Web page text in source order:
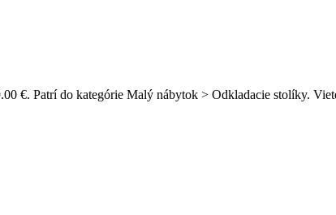
€. Patrí do kategórie Malý nábytok > Odkladacie stolíky.